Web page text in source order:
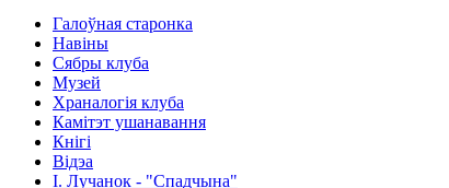
Галоўная старонка
Навіны
Сябры клуба
Музей
Храналогія клуба
Камітэт ушанавання
Кнігі
Відэа
І. Лучанок - "Спадчына"